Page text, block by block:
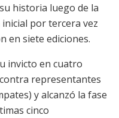
historia luego de la
por tercera vez
en siete ediciones.
invicto en cuatro
representantes
y alcanzó la fase
cinco